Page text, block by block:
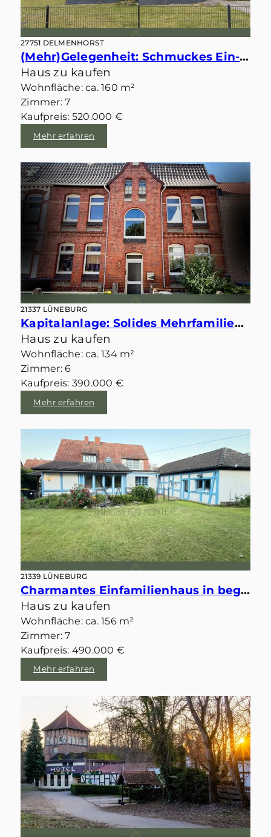
27751 DELMENHORST
(Mehr)Gelegenheit: Schmuckes Ein-/Zweifamilienhaus auf großem Grundstück mit Entwicklungspotenzial
Haus zu kaufen
Wohnfläche: ca. 160 m²
Zimmer: 7
Kaufpreis: 520.000 €
Mehr erfahren
21337 LÜNEBURG
Kapitalanlage: Solides Mehrfamilienhaus mit 2 WE in zentraler bahnhofsnaher Lage von Lüneburg
Haus zu kaufen
Wohnfläche: ca. 134 m²
Zimmer: 6
Kaufpreis: 390.000 €
Mehr erfahren
21339 LÜNEBURG
Charmantes Einfamilienhaus in begehrter Lage von Lüneburg auf Eigentumsgrundstück
Haus zu kaufen
Wohnfläche: ca. 156 m²
Zimmer: 7
Kaufpreis: 490.000 €
Mehr erfahren